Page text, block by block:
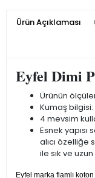
Ürün Açıklaması
Eyfel Dimi
Ürünün
Kumaş
4 mevsim
Esnek yapısı
alıcı özelliğe
ile sık ve
Eyfel marka flamlı